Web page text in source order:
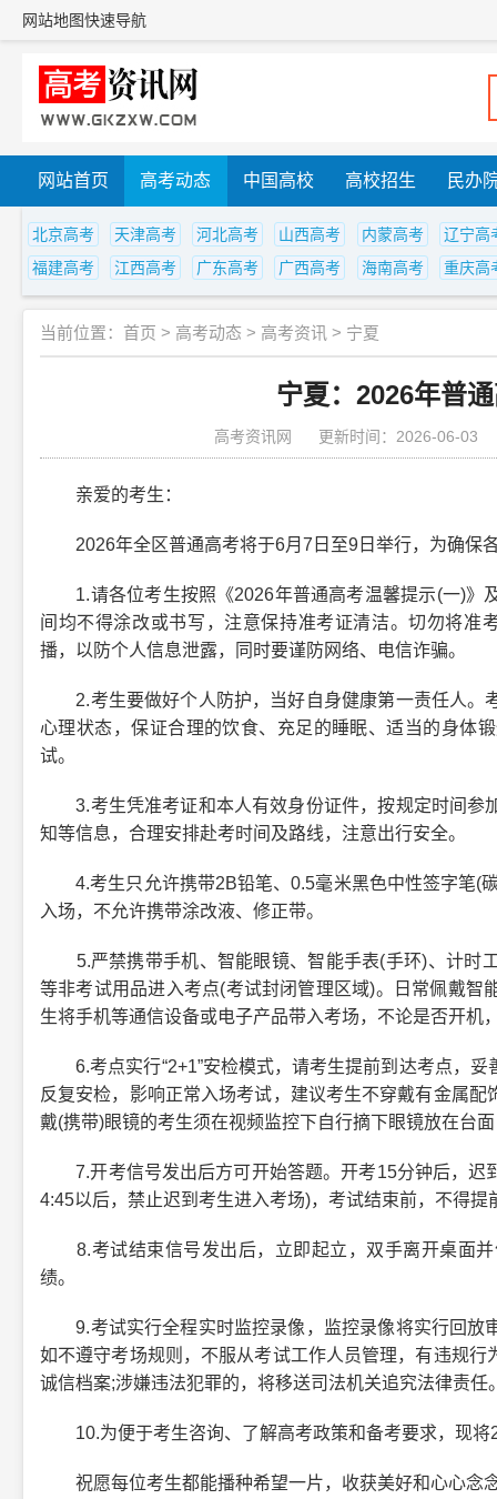
网站地图快速导航
网站首页 高考动态 中国高校 高校招生 民办
北京高考 天津高考 河北高考 山西高考 内蒙高考
辽宁高
福建高考
江西高考 广东高考 广西高考 海南高考 重庆高
当前位置： 首页 > 高考动态 > 高考资讯 > 宁夏
宁夏：2026年普
高考资讯网 更新时间：2026-06-03
亲爱的考生：
2026年全区普通高考将于6月7日至9日举行，为确保
1.请各位考生按照《2026年普通高考温馨提示(一)》
间均不得涂改或书写，注意保持准考证清洁。切勿将准
播，以防个人信息泄露，同时要谨防网络、电信诈骗。
2.考生要做好个人防护，当好自身健康第一责任人。
心理状态，保证合理的饮食、充足的睡眠、适当的身体
试。
3.考生凭准考证和本人有效身份证件，按规定时间参
知等信息，合理安排赴考时间及路线，注意出行安全。
4.考生只允许携带2B铅笔、0.5毫米黑色中性签字笔(
入场，不允许携带涂改液、修正带。
5.严禁携带手机、智能眼镜、智能手表(手环)、计时
等非考试用品进入考点(考试封闭管理区域)。日常佩戴
生将手机等通信设备或电子产品带入考场，不论是否开机
6.考点实行“2+1”安检模式，请考生提前到达考点，妥
反复安检，影响正常入场考试，建议考生不穿戴有金属
戴(携带)眼镜的考生须在视频监控下自行摘下眼镜放在台
7.开考信号发出后方可开始答题。开考15分钟后，迟
4:45以后，禁止迟到考生进入考场)，考试结束前，不得提
8.考试结束信号发出后，立即起立，双手离开桌面并
绩。
9.考试实行全程实时监控录像，监控录像将实行回放
如不遵守考场规则，不服从考试工作人员管理，有违规
诚信档案;涉嫌违法犯罪的，将移送司法机关追究法律责任
10.为便于考生咨询、了解高考政策和备考要求，现将
祝愿每位考生都能播种希望一片，收获美好和心心念